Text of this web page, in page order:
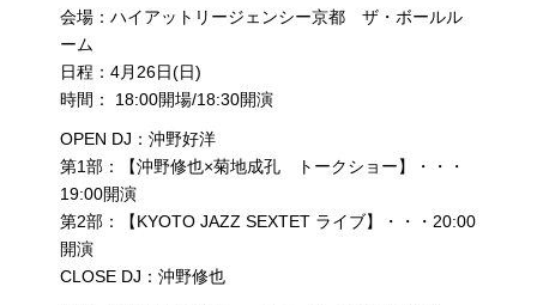
会場：ハイアットリージェンシー京都 ザ・ボールル
ーム
日程：4月26日(日)
時間： 18:00開場/18:30開演
OPEN DJ：沖野好洋
第1部：【沖野修也×菊地成孔 トークショー】・・・
19:00開演
第2部：【KYOTO JAZZ SEXTET ライブ】・・・20:00
開演
CLOSE DJ：沖野修也